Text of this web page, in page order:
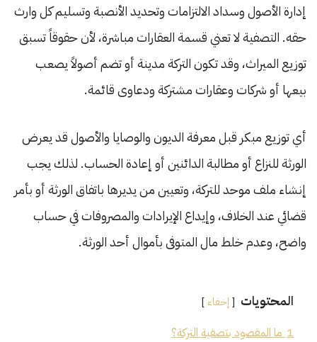
إدارة الأصول وسداد الالتزامات وتحديد الأنصبة وتسليم كل وارث
حقه. التصفية لا تعني قسمة العقارات مباشرة، لأن حقوقاً تسبق
توزيع الميراث، وقد تكون التركة مدينة أو تضم أصولاً يصعب
بيعها أو شركات وعقارات مشتركة ودعاوى قائمة.
أي توزيع مبكر قبل معرفة الديون والوصايا والأصول قد يعرض
الورثة للنزاع أو مطالبة الدائنين أو إعادة الحساب. لذلك يجب
إنشاء ملف موحد للتركة، وتعيين من يديرها باتفاق الورثة أو بأمر
قضائي عند الخلاف، وإيداع الإيرادات والمصروفات في حساب
واضح، وعدم خلط مال المتوفى بأموال أحد الورثة.
المحتويات إخفاء
1 ما المقصود بتصفية التركة؟